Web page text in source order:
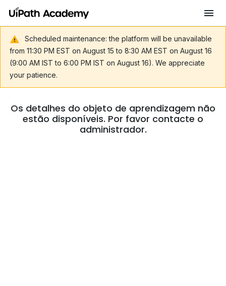
Scheduled maintenance: the platform will be unavailable
from 11:30 PM EST on August 15 to 8:30 AM EST on August 16
(9:00 AM IST to 6:00 PM IST on August 16). We appreciate
your patience.
Os detalhes do objeto de aprendizagem não
estão disponíveis. Por favor contacte o
administrador.